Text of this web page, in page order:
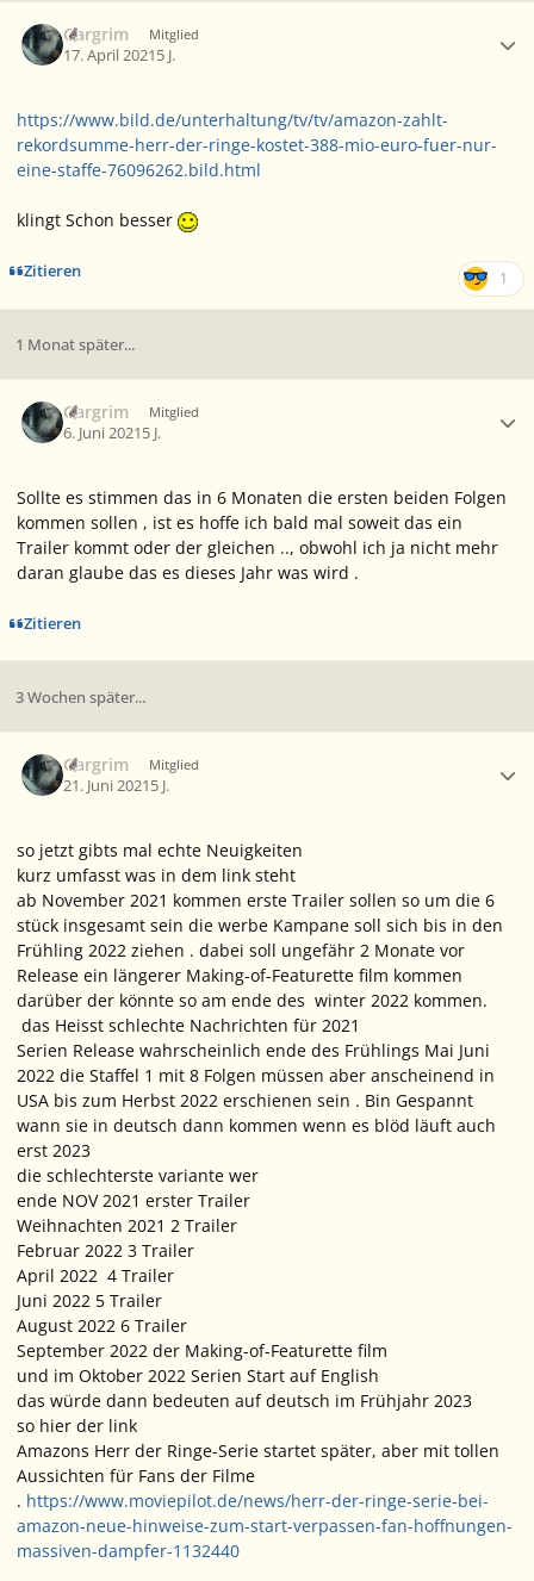
Gargrim Mitglied
17. April 20215 J.
https://www.bild.de/unterhaltung/tv/tv/amazon-zahlt-
rekordsumme-herr-der-ringe-kostet-388-mio-euro-fuer-nur-
eine-staffe-76096262.bild.html
klingt Schon besser
Zitieren 1
1 Monat später...
Gargrim Mitglied
6. Juni 20215 J.
Sollte es stimmen das in 6 Monaten die ersten beiden Folgen
kommen sollen , ist es hoffe ich bald mal soweit das ein
Trailer kommt oder der gleichen .., obwohl ich ja nicht mehr
daran glaube das es dieses Jahr was wird .
Zitieren
3 Wochen später...
Gargrim Mitglied
21. Juni 20215 J.
so jetzt gibts mal echte Neuigkeiten
kurz umfasst was in dem link steht
ab November 2021 kommen erste Trailer sollen so um die 6
stück insgesamt sein die werbe Kampane soll sich bis in den
Frühling 2022 ziehen . dabei soll ungefähr 2 Monate vor
Release ein längerer Making-of-Featurette film kommen
darüber der könnte so am ende des winter 2022 kommen.
das Heisst schlechte Nachrichten für 2021
Serien Release wahrscheinlich ende des Frühlings Mai Juni
2022 die Staffel 1 mit 8 Folgen müssen aber anscheinend in
USA bis zum Herbst 2022 erschienen sein . Bin Gespannt
wann sie in deutsch dann kommen wenn es blöd läuft auch
erst 2023
die schlechterste variante wer
ende NOV 2021 erster Trailer
Weihnachten 2021 2 Trailer
Februar 2022 3 Trailer
April 2022 4 Trailer
Juni 2022 5 Trailer
August 2022 6 Trailer
September 2022 der Making-of-Featurette film
und im Oktober 2022 Serien Start auf English
das würde dann bedeuten auf deutsch im Frühjahr 2023
so hier der link
Amazons Herr der Ringe-Serie startet später, aber mit tollen
Aussichten für Fans der Filme
. https://www.moviepilot.de/news/herr-der-ringe-serie-bei-
amazon-neue-hinweise-zum-start-verpassen-fan-hoffnungen-
massiven-dampfer-1132440